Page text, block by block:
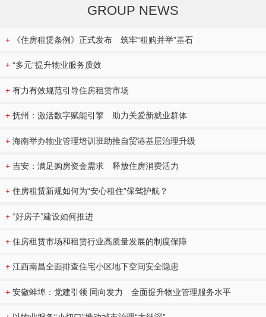
GROUP NEWS
+ 《住房租赁条例》正式发布 筑牢“租购并举”基石
+ “多元”提升物业服务质效
+ 有力有效规范引导住房租赁市场
+ 抚州：激活数字赋能引擎 助力关爱新就业群体
+ 海南举办物业管理培训班助推自贸港基层治理升级
+ 吉安：满足购房资金需求 释放住房消费活力
+ 住房租赁新规如何为“安心租住”保驾护航？
+ “好房子”建设如何推进
+ 住房租赁市场和租赁行业高质量发展的制度保障
+ 江西南昌全面排查住宅小区地下空间安全隐患
+ 安徽蚌埠：党建引领 同向发力 全面提升物业管理服务水平